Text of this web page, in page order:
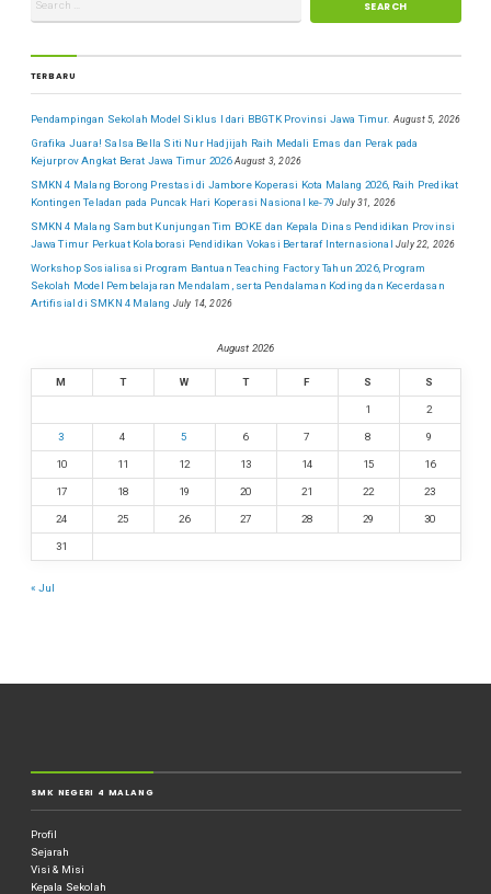
TERBARU
Pendampingan Sekolah Model Siklus I dari BBGTK Provinsi Jawa Timur. August 5, 2026
Grafika Juara! Salsa Bella Siti Nur Hadjijah Raih Medali Emas dan Perak pada
Kejurprov Angkat Berat Jawa Timur 2026 August 3, 2026
SMKN 4 Malang Borong Prestasi di Jambore Koperasi Kota Malang 2026, Raih Predikat
Kontingen Teladan pada Puncak Hari Koperasi Nasional ke-79 July 31, 2026
SMKN 4 Malang Sambut Kunjungan Tim BOKE dan Kepala Dinas Pendidikan Provinsi
Jawa Timur Perkuat Kolaborasi Pendidikan Vokasi Bertaraf Internasional July 22, 2026
Workshop Sosialisasi Program Bantuan Teaching Factory Tahun 2026, Program
Sekolah Model Pembelajaran Mendalam, serta Pendalaman Koding dan Kecerdasan
Artifisial di SMKN 4 Malang July 14, 2026
August 2026
M T W T F S S
1 2
3 4 5 6 7 8 9
10 11 12 13 14 15 16
17 18 19 20 21 22 23
24 25 26 27 28 29 30
31
« Jul
SMK NEGERI 4 MALANG
Profil
Sejarah
Visi & Misi
Kepala Sekolah